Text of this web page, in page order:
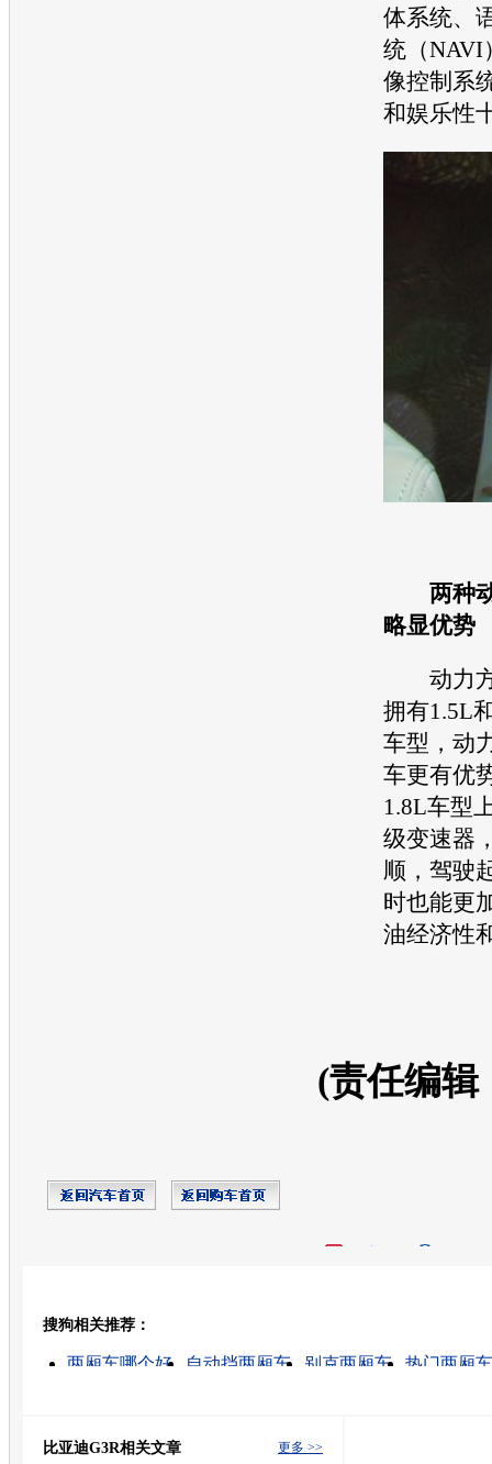
体系统、
统（NAVI
像控制系
和娱乐性
两种
略显优势
动力方
拥有1.5L
车型，动
车更有优
1.8L车型
级变速器
顺，驾驶
时也能更
油经济性
(责任编辑
搜狗相关推荐：
两厢车哪个好 自动挡两厢车 别克两厢车
热门两厢车
更多 >>
比亚迪G3R相关文章